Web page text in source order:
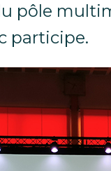
pôle
participe.